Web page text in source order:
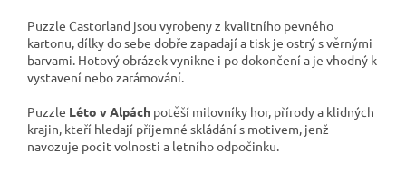
Puzzle Castorland jsou vyrobeny z kvalitního pevného
kartonu, dílky do sebe dobře zapadají a tisk je ostrý s věrnými
barvami. Hotový obrázek vynikne i po dokončení a je vhodný k
vystavení nebo zarámování.
Puzzle Léto v Alpách potěší milovníky hor, přírody a klidných
krajin, kteří hledají příjemné skládání s motivem, jenž
navozuje pocit volnosti a letního odpočinku.